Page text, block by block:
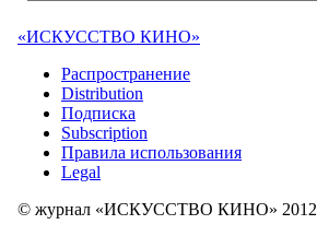
«ИСКУССТВО КИНО»
Распространение
Distribution
Подписка
Subscription
Правила использования
Legal
© журнал «ИСКУССТВО КИНО» 2012